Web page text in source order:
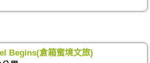
Begins(倉箱蜜境文旅)